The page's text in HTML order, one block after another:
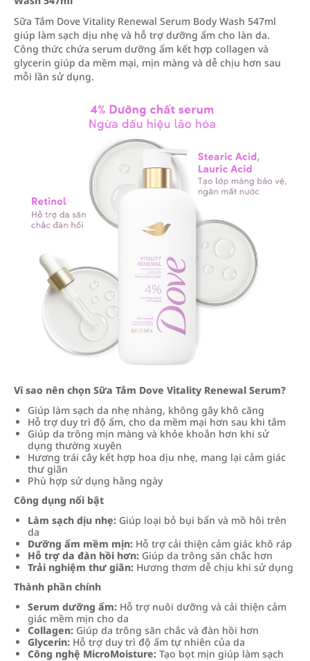
Sữa Tắm Dove Vitality Renewal Serum Body Wash 547ml
giúp làm sạch dịu nhẹ và hỗ trợ dưỡng ẩm cho làn da.
Công thức chứa serum dưỡng ẩm kết hợp collagen và
glycerin giúp da mềm mại, mịn màng và dễ chịu hơn sau
mỗi lần sử dụng.
Vì sao nên chọn Sữa Tắm Dove Vitality Renewal Serum?
Giúp làm sạch da nhẹ nhàng, không gây khô căng
Hỗ trợ duy trì độ ẩm, cho da mềm mại hơn sau khi tắm
Giúp da trông mịn màng và khỏe khoắn hơn khi sử
dụng thường xuyên
Hương trái cây kết hợp hoa dịu nhẹ, mang lại cảm giác
thư giãn
Phù hợp sử dụng hằng ngày
Công dụng nổi bật
Làm sạch dịu nhẹ: Giúp loại bỏ bụi bẩn và mồ hôi trên
da
Dưỡng ẩm mềm mịn: Hỗ trợ cải thiện cảm giác khô ráp
Hỗ trợ da đàn hồi hơn: Giúp da trông săn chắc hơn
Trải nghiệm thư giãn: Hương thơm dễ chịu khi sử dụng
Thành phần chính
Serum dưỡng ẩm: Hỗ trợ nuôi dưỡng và cải thiện cảm
giác mềm mịn cho da
Collagen: Giúp da trông săn chắc và đàn hồi hơn
Glycerin: Hỗ trợ duy trì độ ẩm tự nhiên của da
Công nghệ MicroMoisture: Tạo bọt mịn giúp làm sạch